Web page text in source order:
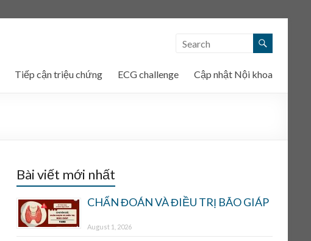
Tiếp cận triệu chứng ECG challenge Cập nhật Nội khoa
Bài viết mới nhất
CHẨN ĐOÁN VÀ ĐIỀU TRỊ BÃO GIÁP
August 1, 2026